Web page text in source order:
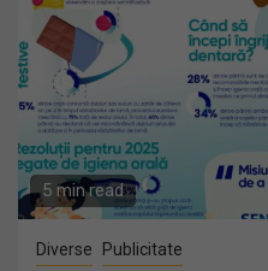
5 min read
Diverse Publicitate